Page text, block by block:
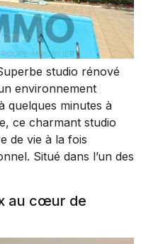
studio rénové
environnement
quelques minutes à
ce charmant studio
de vie à la fois
Situé dans l’un des
au cœur de